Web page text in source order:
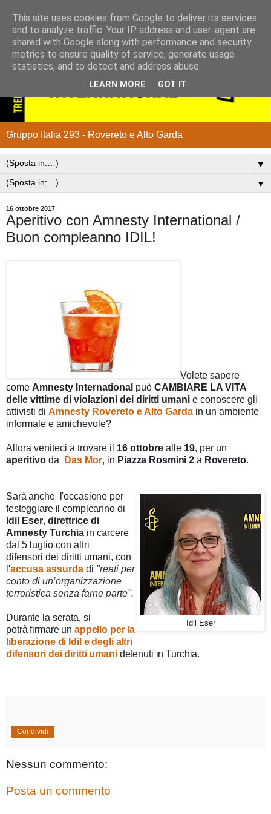
Gruppo Italia 293 - Rovereto e Alto Garda
▼
▼
16 ottobre 2017
Aperitivo con Amnesty International /
Buon compleanno IDIL!
Volete sapere
come Amnesty International può CAMBIARE LA VITA
delle vittime di violazioni dei diritti umani e conoscere gli
attivisti di Amnesty Rovereto e Alto Garda in un ambiente
informale e amichevole?
Allora veniteci a trovare il 16 ottobre alle 19, per un
aperitivo da Das Mor, in Piazza Rosmini 2 a Rovereto.
Idil Eser
Sarà anche l'occasione per
festeggiare il compleanno di
Idil Eser, direttrice di
Amnesty Turchia in carcere
dal 5 luglio con altri
difensori dei diritti umani, con
l'accusa assurda di "reati per
conto di un’organizzazione
terroristica senza farne parte".
Durante la serata, si
potrà firmare un appello per la
liberazione di Idil e degli altri
difensori dei diritti umanidetenuti in Turchia.
Condividi
Nessun commento:
Posta un commento
This site uses cookies from Google to deliver its services
and to analyze traffic. Your IP address and user-agent are
shared with Google along with performance and security
metrics to ensure quality of service, generate usage
statistics, and to detect and address abuse.
LEARN MORE GOT IT